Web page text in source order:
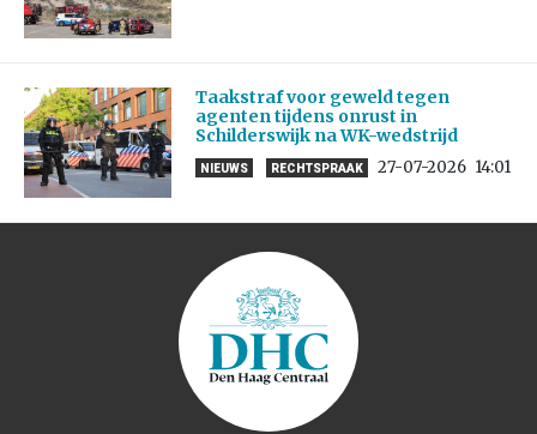
Taakstraf voor geweld tegen
agenten tijdens onrust in
Schilderswijk na WK-wedstrijd
NIEUWS RECHTSPRAAK 27-07-2026 14:01